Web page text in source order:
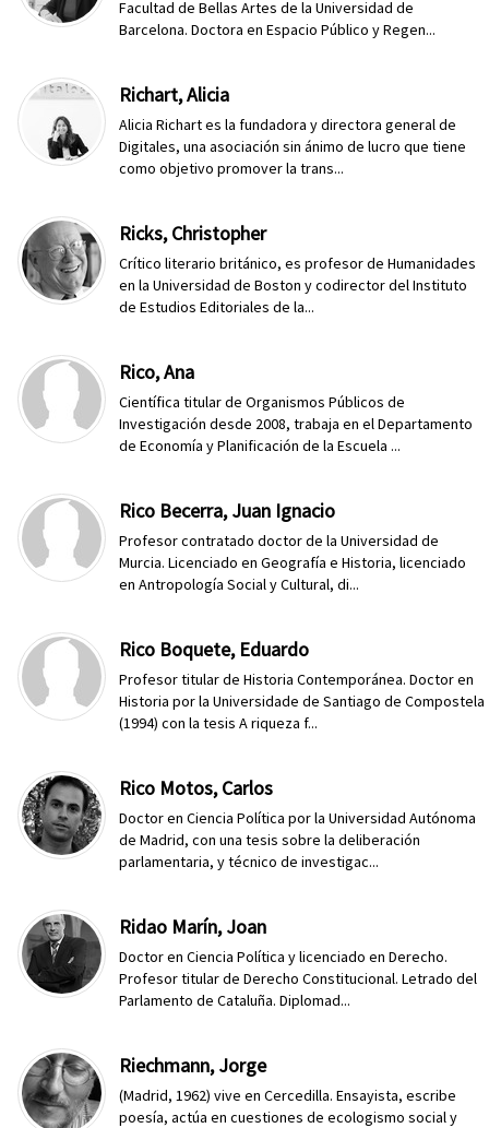
Facultad de Bellas Artes de la Universidad de
Barcelona. Doctora en Espacio Público y Regen...
Richart, Alicia
Alicia Richart es la fundadora y directora general de
Digitales, una asociación sin ánimo de lucro que tiene
como objetivo promover la trans...
Ricks, Christopher
Crítico literario británico, es profesor de Humanidades
en la Universidad de Boston y codirector del Instituto
de Estudios Editoriales de la...
Rico, Ana
Científica titular de Organismos Públicos de
Investigación desde 2008, trabaja en el Departamento
de Economía y Planificación de la Escuela ...
Rico Becerra, Juan Ignacio
Profesor contratado doctor de la Universidad de
Murcia. Licenciado en Geografía e Historia, licenciado
en Antropología Social y Cultural, di...
Rico Boquete, Eduardo
Profesor titular de Historia Contemporánea. Doctor en
Historia por la Universidade de Santiago de Compostela
(1994) con la tesis A riqueza f...
Rico Motos, Carlos
Doctor en Ciencia Política por la Universidad Autónoma
de Madrid, con una tesis sobre la deliberación
parlamentaria, y técnico de investigac...
Ridao Marín, Joan
Doctor en Ciencia Política y licenciado en Derecho.
Profesor titular de Derecho Constitucional. Letrado del
Parlamento de Cataluña. Diplomad...
Riechmann, Jorge
(Madrid, 1962) vive en Cercedilla. Ensayista, escribe
poesía, actúa en cuestiones de ecologismo social y